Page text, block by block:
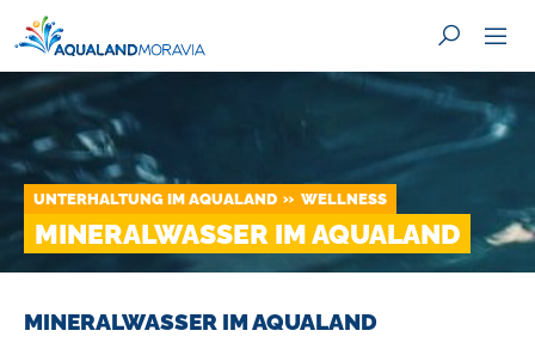
UNTERHALTUNG IM AQUALAND WELLNESS
MINERALWASSER IM AQUALAND
MINERALWASSER IM AQUALAND